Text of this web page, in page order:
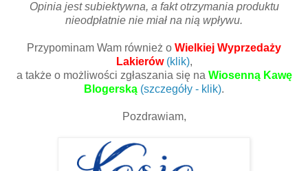
Opinia jest subiektywna, a fakt otrzymania produktu
nieodpłatnie nie miał na nią wpływu.
Przypominam Wam również o Wielkiej Wyprzedaży
Lakierów(klik),
a także o możliwości zgłaszania się na Wiosenną Kawę
Blogerską (szczegóły - klik).
Pozdrawiam,